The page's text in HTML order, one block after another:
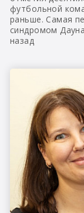
футбольной
раньше. Самая
синдромом
назад